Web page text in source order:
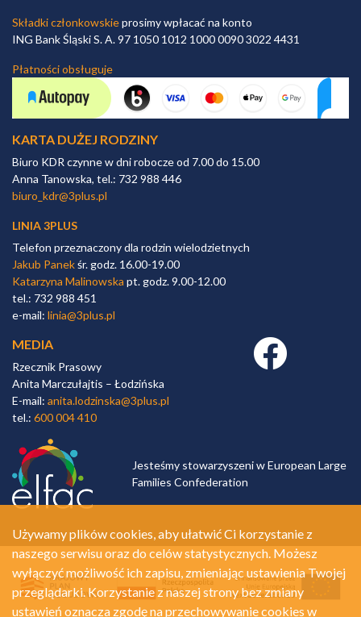
Składki członkowskieprosimy wpłacać na konto
ING Bank Śląski S. A. 97 1050 1012 1000 0090 3022 4431
Płatności obsługuje
KARTA DUŻEJ RODZINY
Biuro KDR czynne w dni robocze od 7.00 do 15.00
Anna Tanowska, tel.: 732 988 446
biuro_kdr@3plus.pl
LINIA 3PLUS
Telefon przeznaczony dla rodzin wielodzietnych
Jakub Panekśr. godz. 16.00-19.00
Katarzyna Malinowska pt. godz. 9.00-12.00
tel.: 732 988 451
e-mail: linia@3plus.pl
MEDIA
Rzecznik Prasowy
Anita Marczułajtis – Łodzińska
E-mail: anita.lodzinska@3plus.pl
tel.: 600 004 410
Facebook link
Jesteśmy stowarzyszeni w European Large
Families Confederation
Używamy plików cookies, aby ułatwić Ci korzystanie z
naszego serwisu oraz do celów statystycznych. Możesz
wyłączyć możliwość ich zapisu, zmieniając ustawienia Twojej
przeglądarki. Korzystanie z naszej strony bez zmiany
ustawień oznacza zgodę na przechowywanie cookies w